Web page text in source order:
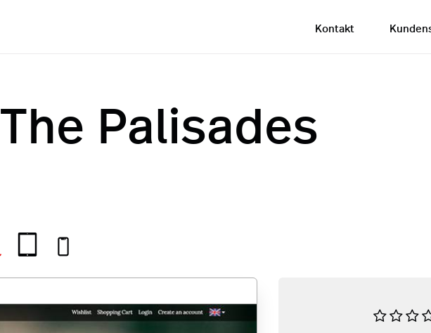
Kontakt
The Palisades